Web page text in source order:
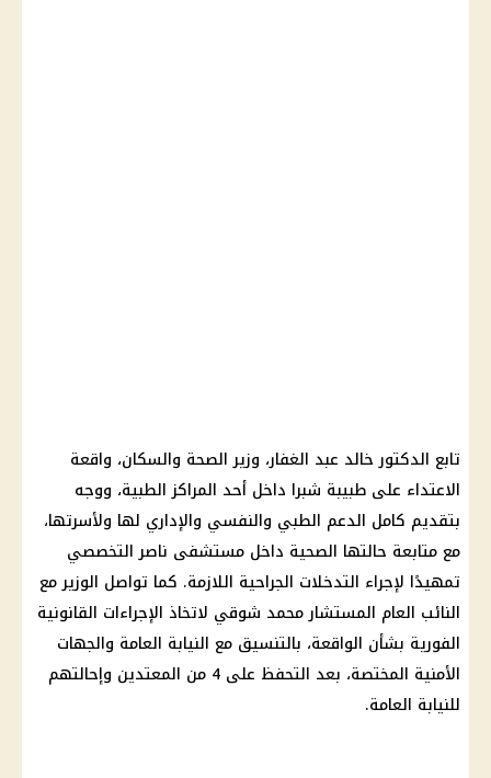
تابع الدكتور خالد عبد الغفار، وزير الصحة والسكان، واقعة
الاعتداء على طبيبة شبرا داخل أحد المراكز الطبية، ووجه
بتقديم كامل الدعم الطبي والنفسي والإداري لها ولأسرتها،
مع متابعة حالتها الصحية داخل مستشفى ناصر التخصصي
تمهيدًا لإجراء التدخلات الجراحية اللازمة. كما تواصل الوزير مع
النائب العام المستشار محمد شوقي لاتخاذ الإجراءات القانونية
الفورية بشأن الواقعة، بالتنسيق مع النيابة العامة والجهات
الأمنية المختصة، بعد التحفظ على 4 من المعتدين وإحالتهم
للنيابة العامة.